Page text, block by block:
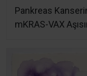
Pankreas
mKRAS-VAX